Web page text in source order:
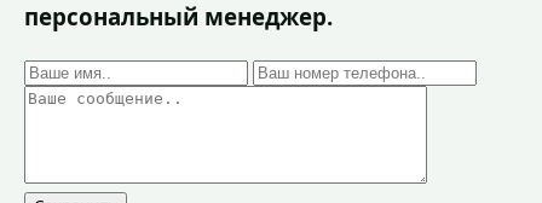
персональный менеджер.